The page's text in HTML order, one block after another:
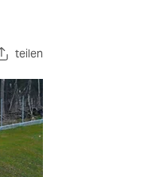
teilen